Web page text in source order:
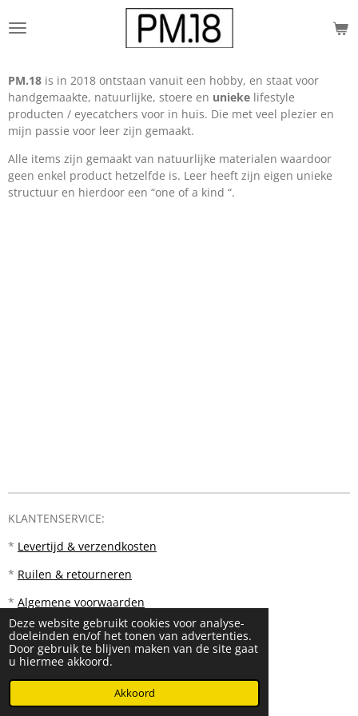
Deze website gebruikt cookies voor analyse-
doeleinden en/of het tonen van advertenties.
Door gebruik te blijven maken van de site gaat
u hiermee akkoord.
Akkoord
direct
hoofdinhoud
PM.18 is in 2018 ontstaan vanuit een hobby, en staat voor
handgemaakte, natuurlijke, stoere en unieke lifestyle
producten / eyecatchers voor in huis. Die met veel plezier en
mijn passie voor leer zijn gemaakt.
Alle items zijn gemaakt van natuurlijke materialen waardoor
geen enkel product hetzelfde is. Leer heeft zijn eigen unieke
structuur en hierdoor een “one of a kind “.
KLANTENSERVICE:
* Levertijd & verzendkosten
* Ruilen & retourneren
* Algemene voorwaarden